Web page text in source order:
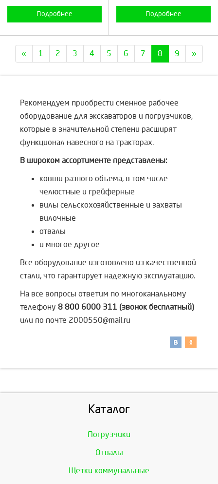
Подробнее Подробнее
« 1 2 3 4 5 6 7 8 9 »
Рекомендуем приобрести сменное рабочее
оборудование для экскаваторов и погрузчиков,
которые в значительной степени расширят
функционал навесного на тракторах.
В широком ассортименте представлены:
ковши разного объема, в том числе
челюстные и грейферные
вилы сельскохозяйственные и захваты
вилочные
отвалы
и многое другое
Все оборудование изготовлено из качественной
стали, что гарантирует надежную эксплуатацию.
На все вопросы ответим по многоканальному
телефону 8 800 6000 311 (звонок бесплатный)
или по почте 2000550@mail.ru
Каталог
Погрузчики
Отвалы
Щетки коммунальные